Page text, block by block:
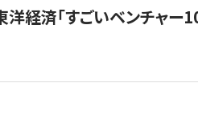
洋経済「すごいベンチャ